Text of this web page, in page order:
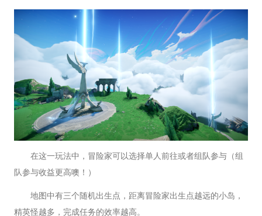
在这一玩法中，冒险家可以选择单人前往或者组队参与（组
队参与收益更高噢！）
地图中有三个随机出生点，距离冒险家出生点越远的小岛，
精英怪越多，完成任务的效率越高。